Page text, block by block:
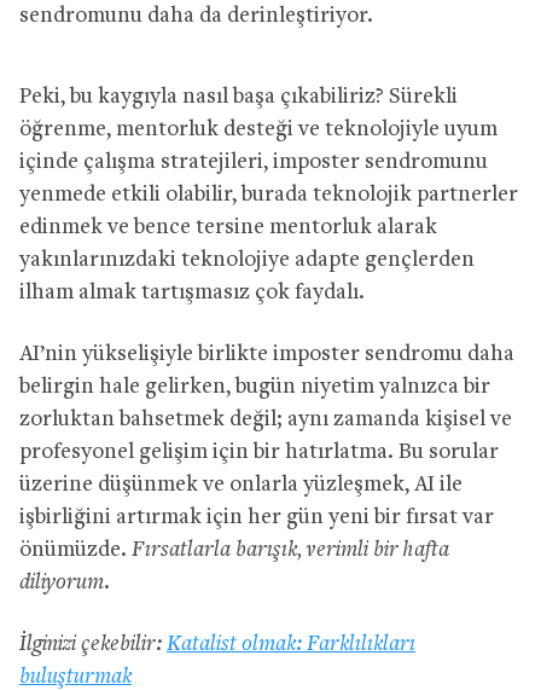
sendromunu daha da derinleştiriyor.
Peki, bu kaygıyla nasıl başa çıkabiliriz? Sürekli
öğrenme, mentorluk desteği ve teknolojiyle uyum
içinde çalışma stratejileri, imposter sendromunu
yenmede etkili olabilir, burada teknolojik partnerler
edinmek ve bence tersine mentorluk alarak
yakınlarınızdaki teknolojiye adapte gençlerden
ilham almak tartışmasız çok faydalı.
AI’nin yükselişiyle birlikte imposter sendromu daha
belirgin hale gelirken, bugün niyetim yalnızca bir
zorluktan bahsetmek değil; aynı zamanda kişisel ve
profesyonel gelişim için bir hatırlatma. Bu sorular
üzerine düşünmek ve onlarla yüzleşmek, AI ile
işbirliğini artırmak için her gün yeni bir fırsat var
önümüzde. Fırsatlarla barışık, verimli bir hafta
diliyorum.
İlginizi çekebilir: Katalist olmak: Farklılıkları
buluşturmak